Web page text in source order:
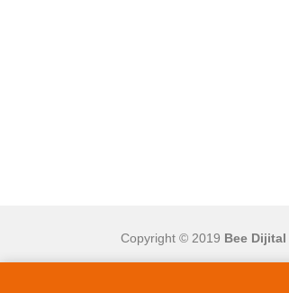
Copyright © 2019 Bee Dijital